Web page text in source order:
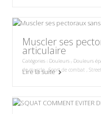
Muscler ses
articulaire
Catégories : Douleurs , Douleurs
de muscle,Sport de combat
Lire la suite